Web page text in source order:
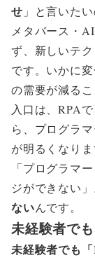
せ 」と言いたい
メタバース・
ず、新しいテク
です。いかに
の需要が減るこ
入口は、RPA
ら、プログラ
が明るくなりま
「プログラマ
ジができない
ないんです。
未経験者で
未経験者でも